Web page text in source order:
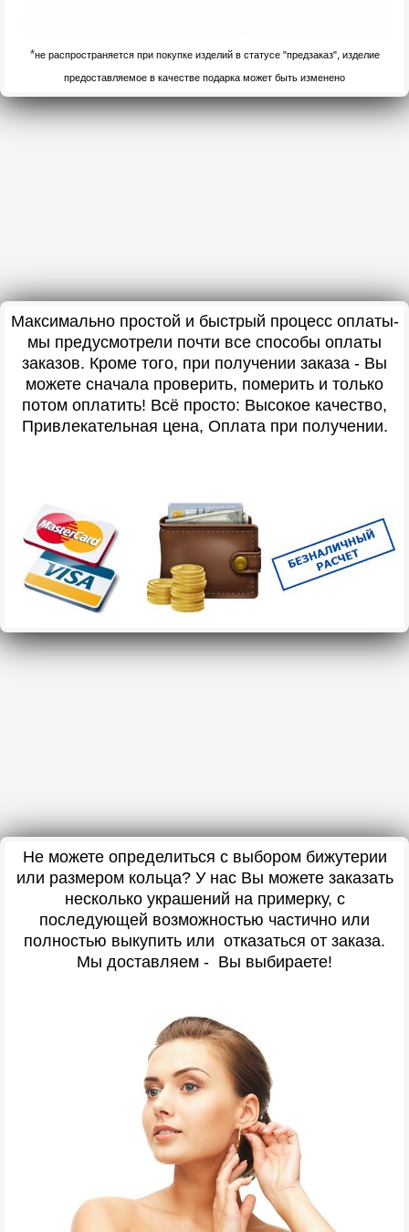
*не распространяется при покупке изделий в статусе "предзаказ", изделие
предоставляемое в качестве подарка может быть изменено
Максимально простой и быстрый процесс оплаты-
мы предусмотрели почти все способы оплаты
заказов. Кроме того, при получении заказа - Вы
можете сначала проверить, померить и только
потом оплатить! Всё просто: Высокое качество,
Привлекательная цена, Оплата при получении.
Не можете определиться с выбором бижутерии
или размером кольца? У нас Вы можете заказать
несколько украшений на примерку, с
последующей возможностью частично или
полностью выкупить или отказаться от заказа.
Мы доставляем - Вы выбираете!